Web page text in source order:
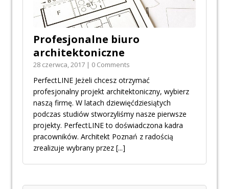
Profesjonalne biuro
architektoniczne
28 czerwca, 2017 | 0 Comments
PerfectLINE Jeżeli chcesz otrzymać
profesjonalny projekt architektoniczny, wybierz
naszą firmę. W latach dziewięćdziesiątych
podczas studiów stworzyliśmy nasze pierwsze
projekty. PerfectLINE to doświadczona kadra
pracowników. Architekt Poznań z radością
zrealizuje wybrany przez [...]